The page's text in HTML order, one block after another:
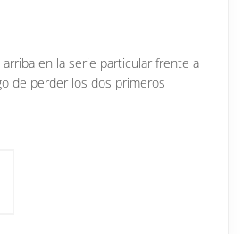
arriba en la serie particular frente a
de perder los dos primeros